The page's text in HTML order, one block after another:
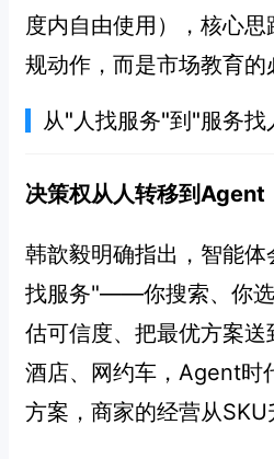
度内自由使用），核心
规动作，而是市场教育
从"人找服务"到"服务
决策权从人转移到Agent
韩歆毅明确指出，智能
找服务"——你搜索、你
估可信度、把最优方案
酒店、网约车，Agent时
方案，商家的经营从SKU